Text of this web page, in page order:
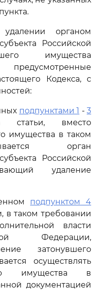
органом
Российской
имущества
предусмотренные
Кодекса, с
подпунктами 1 -3
статьи, вместо
имущества в таком
орган
Российской
удаление
подпунктом 4
в таком требовании
власти
Федерации,
затонувшего
осуществлять
имущества в
документацией